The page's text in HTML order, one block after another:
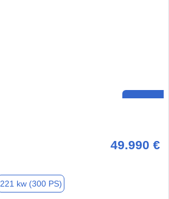
49.990 €
221 kw (300 PS)